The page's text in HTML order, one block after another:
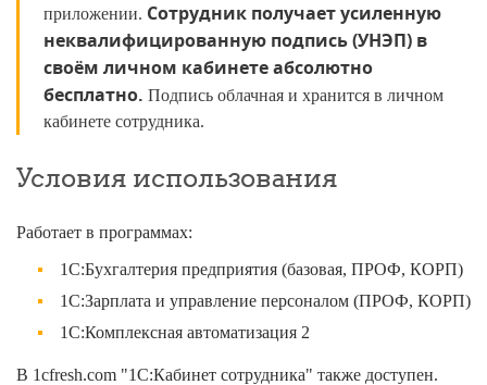
приложении. Сотрудник получает усиленную
неквалифицированную подпись (УНЭП) в
своём личном кабинете абсолютно
бесплатно. Подпись облачная и хранится в личном
кабинете сотрудника.
Условия использования
Работает в программах:
1С:Бухгалтерия предприятия (базовая, ПРОФ, КОРП)
1С:Зарплата и управление персоналом (ПРОФ, КОРП)
1С:Комплексная автоматизация 2
В 1cfresh.com "1С:Кабинет сотрудника" также доступен.